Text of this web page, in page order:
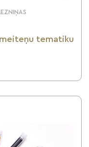
tematiku